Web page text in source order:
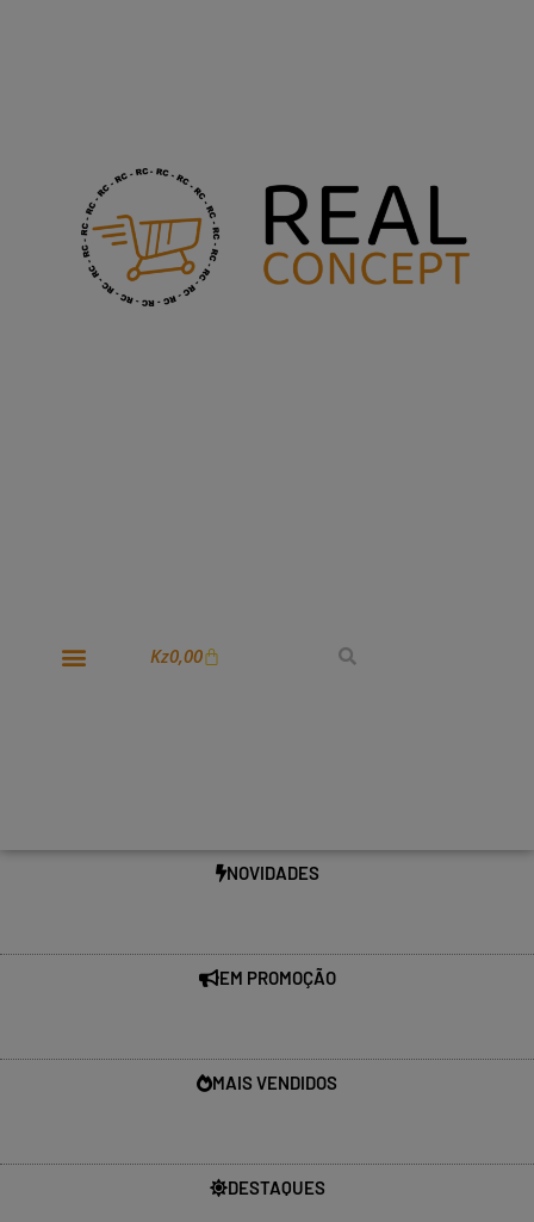
Kz0,00
NOVIDADES
EM PROMOÇÃO
MAIS VENDIDOS
DESTAQUES